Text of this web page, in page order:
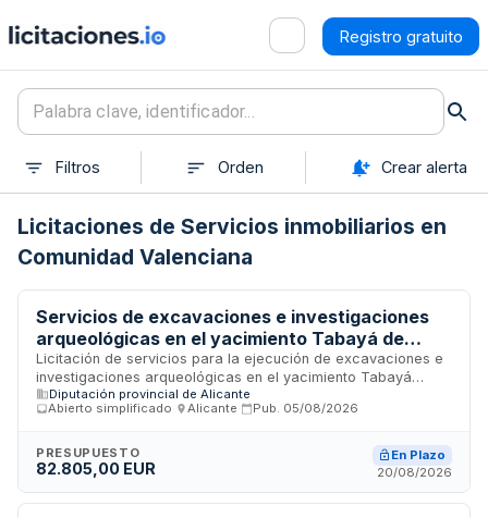
Registro gratuito
Filtros Orden Crear alerta
Licitaciones de Servicios inmobiliarios en
Comunidad Valenciana
Servicios de excavaciones e investigaciones
arqueológicas en el yacimiento Tabayá de
Aspe para el Museo Arqueológico de Alicante
Licitación de servicios para la ejecución de excavaciones e
investigaciones arqueológicas en el yacimiento Tabayá
ubicado en Aspe, desarrollado por la Diputación Provincial
de Alicante a través del Museo Arqueológico de Alicante.
documentación, análisis y todas las actividades necesarias
para el plan de excavaciones programado para la anualidad
Diputación provincial de Alicante
Abierto simplificado
Alicante Pub. 05/08/2026
PRESUPUESTO
82.805,00 EUR
En Plazo
20/08/2026